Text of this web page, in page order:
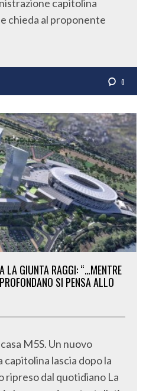
chieda al proponente
SI PENSA ALLO
lascia dopo la
dal quotidiano La
bene con i pentastellati,